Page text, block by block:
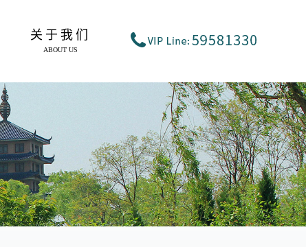
关于我们
ABOUT US